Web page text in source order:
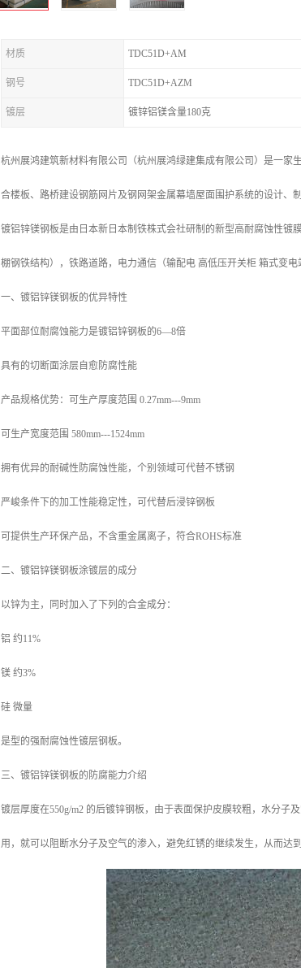
材质 TDC51D+AM
钢号 TDC51D+AZM
镀层 镀锌铝镁含量180克
杭州展鸿建筑新材料有限公司（杭州展鸿绿建集成有限公司）是一家
合楼板、路桥建设钢筋网片及钢网架金属幕墙屋面围护系统的设计、
镀铝锌镁钢板是由日本新日本制铁株式会社研制的新型高耐腐蚀性镀
棚钢铁结构），铁路道路，电力通信（输配电 高低压开关柜 箱式变
一、镀铝锌镁钢板的优异特性
平面部位耐腐蚀能力是镀铝锌钢板的6—8倍
具有的切断面涂层自愈防腐性能
产品规格优势：可生产厚度范围 0.27mm---9mm
可生产宽度范围 580mm---1524mm
拥有优异的耐碱性防腐蚀性能，个别领域可代替不锈钢
严峻条件下的加工性能稳定性，可代替后浸锌钢板
可提供生产环保产品，不含重金属离子，符合ROHS标准
二、镀铝锌镁钢板涂镀层的成分
以锌为主，同时加入了下列的合金成分：
铝 约11%
镁 约3%
硅 微量
是型的强耐腐蚀性镀层钢板。
三、镀铝锌镁钢板的防腐能力介绍
镀层厚度在550g/m2 的后镀锌钢板，由于表面保护皮膜较粗，水分子
用，就可以阻断水分子及空气的渗入，避免红锈的继续发生，从而达